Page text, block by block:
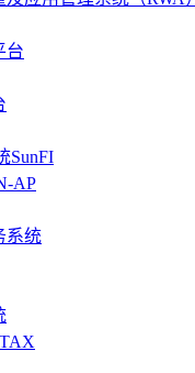
台
SunFI
AP
系统